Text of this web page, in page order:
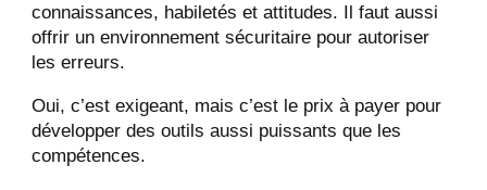
connaissances, habiletés et attitudes. Il faut aussi
offrir un environnement sécuritaire pour autoriser
les erreurs.
Oui, c’est exigeant, mais c’est le prix à payer pour
développer des outils aussi puissants que les
compétences.